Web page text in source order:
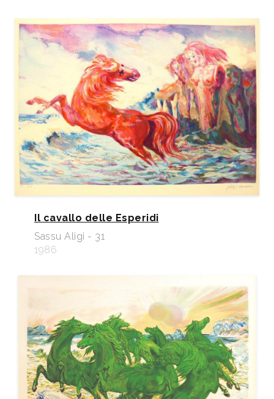
Il cavallo delle Esperidi
Sassu Aligi - 31
1986